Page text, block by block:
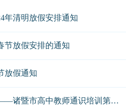
年清明放假安排通知
节放假安排的通知
放假通知
从”心“开始，以”德“为先 ——诸暨市高中教师通识培训第二期新闻稿